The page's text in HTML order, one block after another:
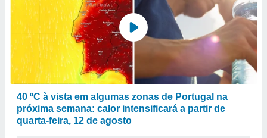
40 ºC à vista em algumas zonas de Portugal na
próxima semana: calor intensificará a partir de
quarta-feira, 12 de agosto